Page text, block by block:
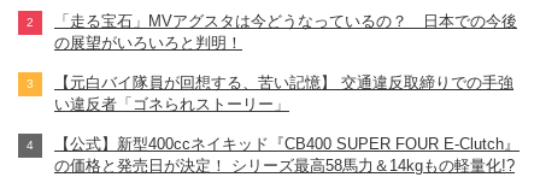
「走る宝石」MVアグスタは今どうなっているの？ 日本での今後
の展望がいろいろと判明！
【元白バイ隊員が回想する、苦い記憶】 交通違反取締りでの手強
い違反者「ゴネられストーリー」
【公式】新型400ccネイキッド『CB400 SUPER FOUR E-Clutch』
の価格と発売日が決定！ シリーズ最高58馬力＆14kgもの軽量化!?